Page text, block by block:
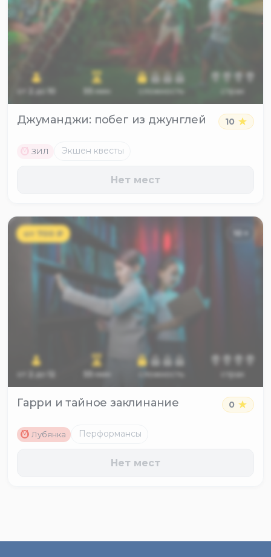
до 10 мин сложность страх
Джуманджи: побег из джунглей 10
M ЗИЛ Экшен квесты
Нет мест
от 700 ₽
до мин сложность страх
Гарри и тайное заклинание 0
M Лубянка Перформансы
Нет мест